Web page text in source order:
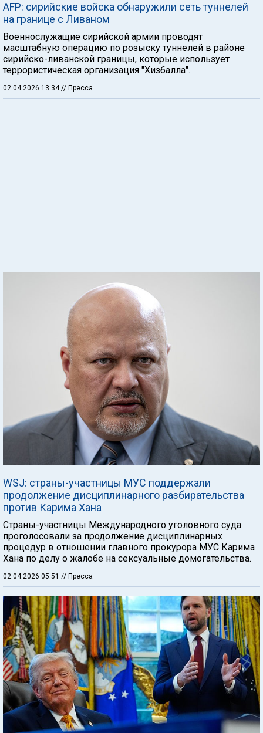
AFP: сирийские войска обнаружили сеть туннелей
на границе с Ливаном
Военнослужащие сирийской армии проводят
масштабную операцию по розыску туннелей в районе
сирийско-ливанской границы, которые использует
террористическая организация "Хизбалла".
02.04.2026 13:34// Пресса
WSJ: страны-участницы МУС поддержали
продолжение дисциплинарного разбирательства
против Карима Хана
Страны-участницы Международного уголовного суда
проголосовали за продолжение дисциплинарных
процедур в отношении главного прокурора МУС Карима
Хана по делу о жалобе на сексуальные домогательства.
02.04.2026 05:51 // Пресса